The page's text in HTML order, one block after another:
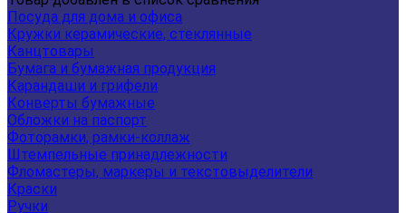
Посуда для дома и офиса
Кружки керамические, стеклянные
Канцтовары
Бумага и бумажная продукция
Карандаши и грифели
Конверты бумажные
Обложки на паспорт
Фоторамки, рамки-коллаж
Штемпельные принадлежности
Фломастеры, маркеры и текстовыделители
Краски
Ручки